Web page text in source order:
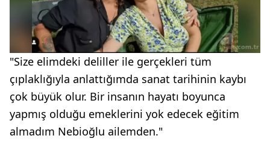
"Size elimdeki deliller ile gerçekleri tüm
çıplaklığıyla anlattığımda sanat tarihinin kaybı
çok büyük olur. Bir insanın hayatı boyunca
yapmış olduğu emeklerini yok edecek eğitim
almadım Nebioğlu ailemden."